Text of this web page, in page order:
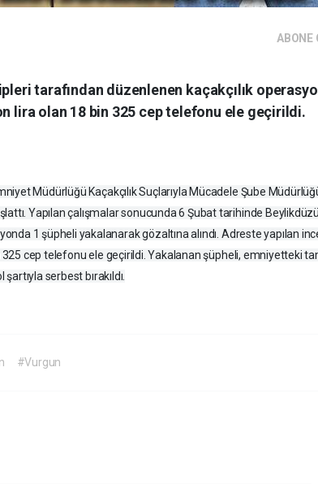
ABONE
tarafından düzenlenen kaçakçılık
lira olan 18 bin 325 cep telefonu ele geçirildi.
Müdürlüğü Kaçakçılık Suçlarıyla Mücadele Şube
Yapılan çalışmalar sonucunda 6 Şubat tarihinde
1 şüpheli yakalanarak gözaltına alındı. Adreste yapılan
cep telefonu ele geçirildi. Yakalanan şüpheli, emniyetteki
serbest bırakıldı.
#Vurgun